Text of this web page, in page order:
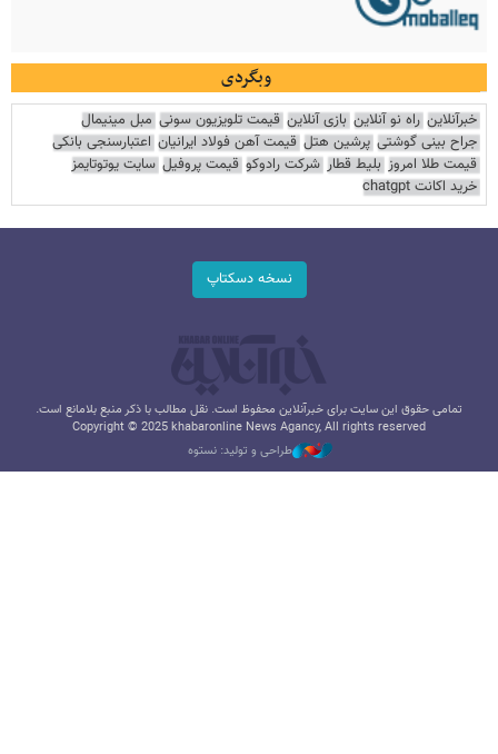
وبگردی
خبرآنلاین راه نو آنلاین بازی آنلاین قیمت تلویزیون سونی مبل مینیمال
جراح بینی گوشتی پرشین هتل قیمت آهن فولاد ایرانیان اعتبارسنجی بانکی
قیمت طلا امروز بلیط قطار شرکت رادوکو قیمت پروفیل سایت یوتوتایمز
خرید اکانت chatgpt
نسخه دسکتاپ
تمامی حقوق این سایت برای خبرآنلاین محفوظ است. نقل مطالب با ذکر منبع بلامانع است.
Copyright © 2025 khabaronline News Agancy, All rights reserved
طراحی و تولید: نستوه